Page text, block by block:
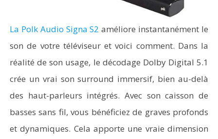
La Polk Audio Signa S2 améliore instantanément le
son de votre téléviseur et voici comment. Dans la
réalité de son usage, le décodage Dolby Digital 5.1
crée un vrai son surround immersif, bien au-delà
des haut-parleurs intégrés. Avec son caisson de
basses sans fil, vous bénéficiez de graves profonds
et dynamiques. Cela apporte une vraie dimension